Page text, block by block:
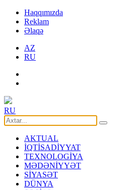
Haqqımızda
Reklam
Əlaqə
AZ
RU
RU
AKTUAL
İQTİSADİYYAT
TEXNOLOGİYA
MƏDƏNİYYƏT
SİYASƏT
DÜNYA